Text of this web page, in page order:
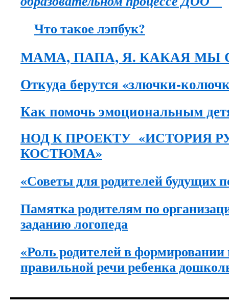
Что такое лэпбук?
МАМА, ПАПА, Я. КАКАЯ МЫ
Откуда берутся «злючки-
Как помочь эмоциональным
НОД К ПРОЕКТУ «ИСТОРИЯ
КОСТЮМА»
«Советы для родителей будущих
Памятка родителям по
заданию логопеда
«Роль родителей в
правильной речи ребенка